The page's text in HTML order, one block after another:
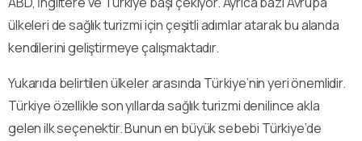
ülkeleri de sağlık turizmi için çeşitli adımlar atarak bu alanda
kendilerini geliştirmeye çalışmaktadır.
Yukarıda belirtilen ülkeler arasında Türkiye’nin yeri önemlidir.
Türkiye özellikle son yıllarda sağlık turizmi denilince akla
gelen ilk seçenektir. Bunun en büyük sebebi Türkiye’de